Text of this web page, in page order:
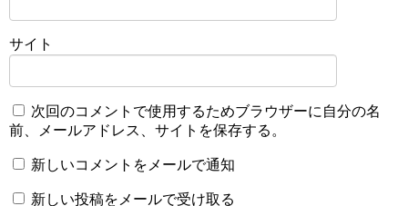
サイト
次回のコメントで使用するためブラウザーに自分の名
前、メールアドレス、サイトを保存する。
新しいコメントをメールで通知
新しい投稿をメールで受け取る